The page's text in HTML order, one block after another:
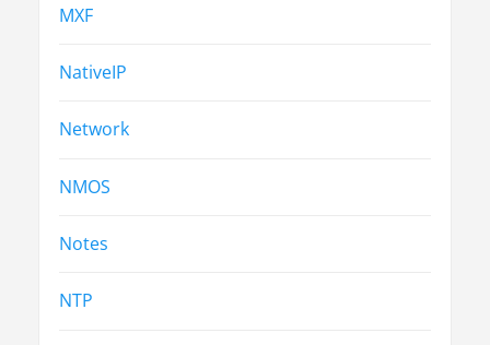
MXF
NativeIP
Network
NMOS
Notes
NTP